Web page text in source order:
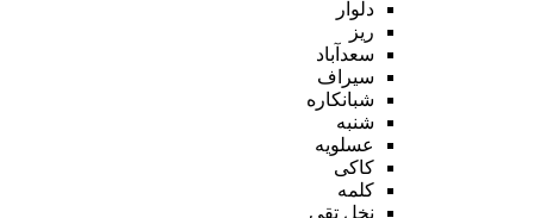
دلوار
ریز
سعدآباد
سیراف
شبانکاره
شنبه
عسلویه
کاکی
کلمه
نخل تقی